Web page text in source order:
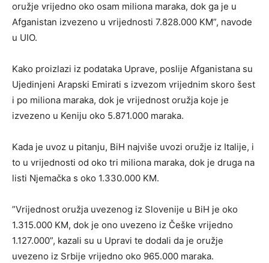
oružje vrijedno oko osam miliona maraka, dok ga je u
Afganistan izvezeno u vrijednosti 7.828.000 KM”, navode
u UIO.
Kako proizlazi iz podataka Uprave, poslije Afganistana su
Ujedinjeni Arapski Emirati s izvezom vrijednim skoro šest
i po miliona maraka, dok je vrijednost oružja koje je
izvezeno u Keniju oko 5.871.000 maraka.
Kada je uvoz u pitanju, BiH najviše uvozi oružje iz Italije, i
to u vrijednosti od oko tri miliona maraka, dok je druga na
listi Njemačka s oko 1.330.000 KM.
”Vrijednost oružja uvezenog iz Slovenije u BiH je oko
1.315.000 KM, dok je ono uvezeno iz Češke vrijedno
1.127.000”, kazali su u Upravi te dodali da je oružje
uvezeno iz Srbije vrijedno oko 965.000 maraka.